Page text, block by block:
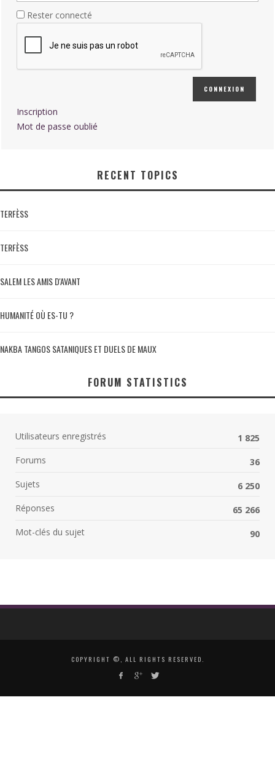
Rester connecté
CONNEXION
Inscription
Mot de passe oublié
RECENT TOPICS
TERFÈSS
TERFÈSS
SALEM LES AMIS D'AVANT
HUMANITÉ OÙ ES-TU ?
NAKBA TANGOS SATANIQUES ET DUELS DE MAUX
FORUM STATISTICS
Utilisateurs enregistrés
1 825
Forums
36
Sujets
6 250
Réponses
65 266
Mot-clés du sujet
90
COPYRIGHT ©, ALL RIGHTS RESERVED.